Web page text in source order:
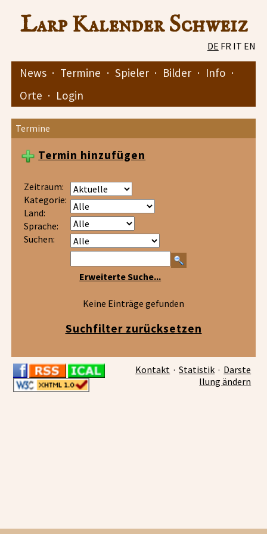
Larp Kalender Schweiz
DE FR IT EN
News · Termine · Spieler · Bilder · Info ·
Orte · Login
Termine
Termin hinzufügen
Zeitraum:
Kategorie:
Land:
Sprache:
Suchen:
Erweiterte Suche...
Keine Einträge gefunden
Suchfilter zurücksetzen
Kontakt ·Statistik · Darste
llung ändern